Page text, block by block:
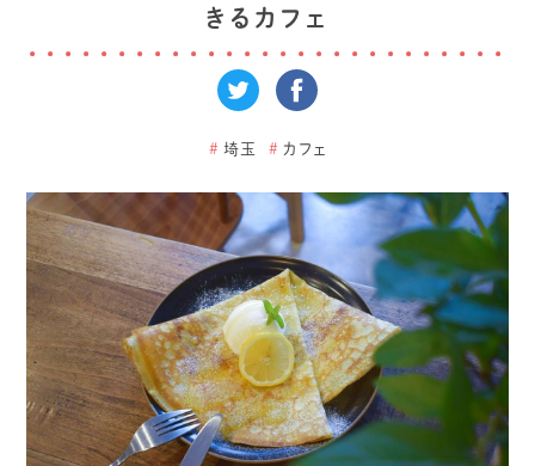
きるカフェ
# 埼玉 # カフェ